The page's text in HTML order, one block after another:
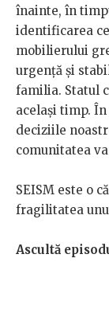
înainte, în
identificarea
mobilierului
urgență și
familia. Statul
același timp.
deciziile
comunitatea
SEISM este o
fragilitatea
Ascultă